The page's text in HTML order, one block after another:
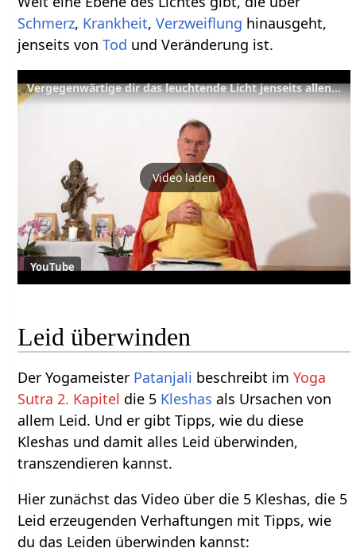
Schmerz, Krankheit,Verzweiflung hinausgeht,
jenseits vonTod und Veränderung ist.
Vergegenwärtige dir das leuchtende Licht jenseits allen Leides – YVS217
Video laden
YouTube
Leid überwinden
Der Yogameister Patanjali beschreibt imYoga
Sutra 2. Kapitel die 5 Kleshas als Ursachen von
allem Leid. Und er gibt Tipps, wie du diese
Kleshas und damit alles Leid überwinden,
transzendieren kannst.
Hier zunächst das Video über die 5 Kleshas, die 5
Leid erzeugenden Verhaftungen mit Tipps, wie
du das Leiden überwinden kannst: